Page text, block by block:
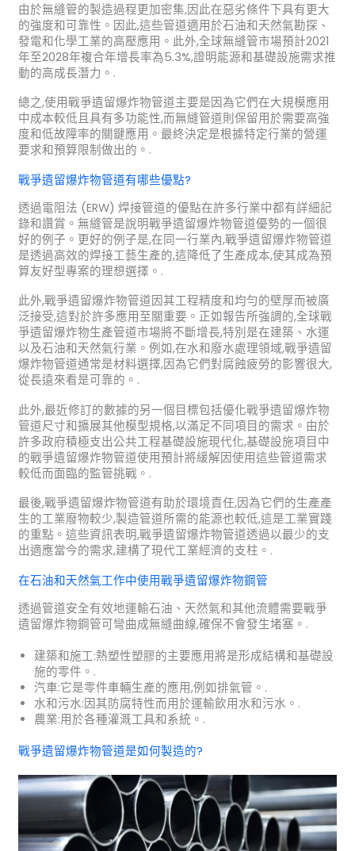
由於無縫管的製造過程更加密集,因此在惡劣條件下具有更大
的強度和可靠性。因此,這些管道適用於石油和天然氣勘探、
發電和化學工業的高壓應用。此外,全球無縫管市場預計2021
年至2028年複合年增長率為5.3%,證明能源和基礎設施需求推
動的高成長潛力。.
總之,使用戰爭遺留爆炸物管道主要是因為它們在大規模應用
中成本較低且具有多功能性,而無縫管道則保留用於需要高強
度和低故障率的關鍵應用。最終決定是根據特定行業的營運
要求和預算限制做出的。.
戰爭遺留爆炸物管道有哪些優點?
透過電阻法 (ERW) 焊接管道的優點在許多行業中都有詳細記
錄和讚賞。無縫管是說明戰爭遺留爆炸物管道優勢的一個很
好的例子。更好的例子是,在同一行業內,戰爭遺留爆炸物管道
是透過高效的焊接工藝生產的,這降低了生產成本,使其成為預
算友好型專案的理想選擇。.
此外,戰爭遺留爆炸物管道因其工程精度和均勻的壁厚而被廣
泛接受,這對於許多應用至關重要。正如報告所強調的,全球戰
爭遺留爆炸物生產管道市場將不斷增長,特別是在建築、水運
以及石油和天然氣行業。例如,在水和廢水處理領域,戰爭遺留
爆炸物管道通常是材料選擇,因為它們對腐蝕疲勞的影響很大,
從長遠來看是可靠的。.
此外,最近修訂的數據的另一個目標包括優化戰爭遺留爆炸物
管道尺寸和擴展其他模型規格,以滿足不同項目的需求。由於
許多政府積極支出公共工程基礎設施現代化,基礎設施項目中
的戰爭遺留爆炸物管道使用預計將緩解因使用這些管道需求
較低而面臨的監管挑戰。.
最後,戰爭遺留爆炸物管道有助於環境責任,因為它們的生產產
生的工業廢物較少,製造管道所需的能源也較低,這是工業實踐
的重點。這些資訊表明,戰爭遺留爆炸物管道透過以最少的支
出適應當今的需求,建構了現代工業經濟的支柱。.
在石油和天然氣工作中使用戰爭遺留爆炸物鋼管
透過管道安全有效地運輸石油、天然氣和其他流體需要戰爭
遺留爆炸物鋼管可彎曲成無縫曲線,確保不會發生堵塞。.
建築和施工:熱塑性塑膠的主要應用將是形成結構和基礎設
施的零件。.
汽車:它是零件車輛生產的應用,例如排氣管。.
水和污水:因其防腐特性而用於運輸飲用水和污水。.
農業:用於各種灌溉工具和系統。.
戰爭遺留爆炸物管道是如何製造的?